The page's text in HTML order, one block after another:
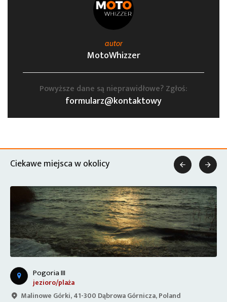
autor
MotoWhizzer
Powyższe dane są nieprawidłowe? Zgłoś:
formularz@kontaktowy
Ciekawe miejsca w okolicy
Pogoria III
jezioro/plaża
Malinowe Górki, 41-300 Dąbrowa Górnicza, Poland
 